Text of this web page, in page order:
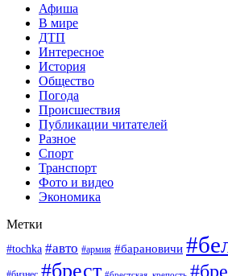
Афиша
В мире
ДТП
Интересное
История
Общество
Погода
Происшествия
Публикации читателей
Разное
Спорт
Транспорт
Фото и видео
Экономика
Метки
#tochka #авто #армия #барановичи
#брест